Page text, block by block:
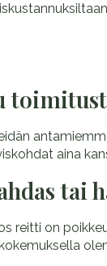
aina
tai
reitti on